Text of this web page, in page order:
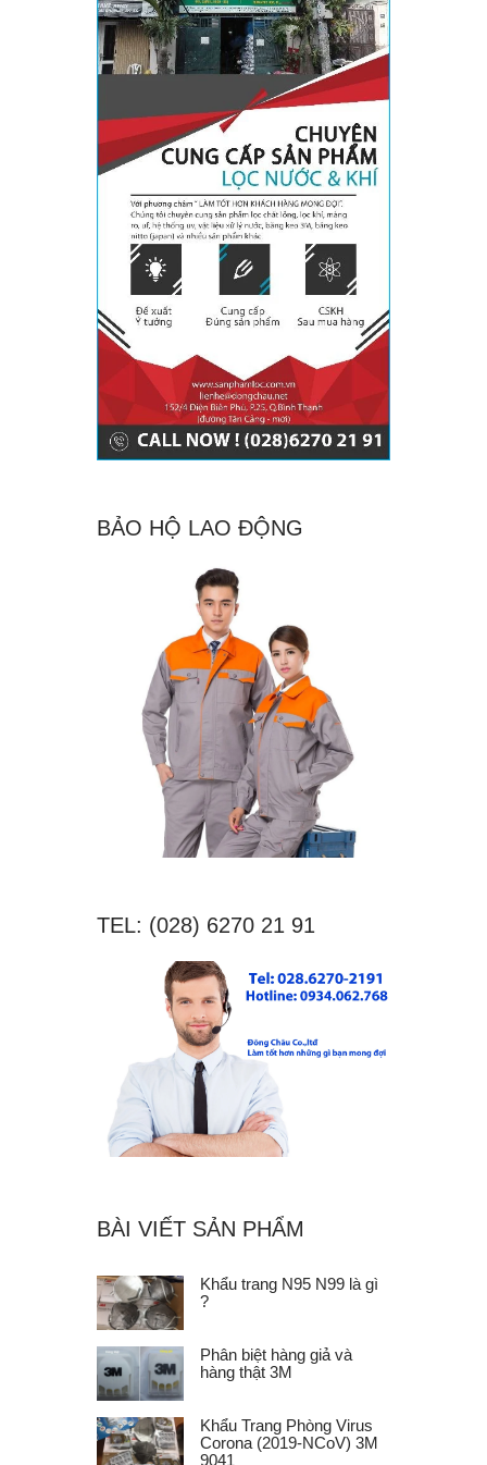
BẢO HỘ LAO ĐỘNG
TEL: (028) 6270 21 91
BÀI VIẾT SẢN PHẨM
Khẩu trang N95 N99 là gì
?
Phân biệt hàng giả và
hàng thật 3M
Khẩu Trang Phòng Virus
Corona (2019-NCoV) 3M
9041